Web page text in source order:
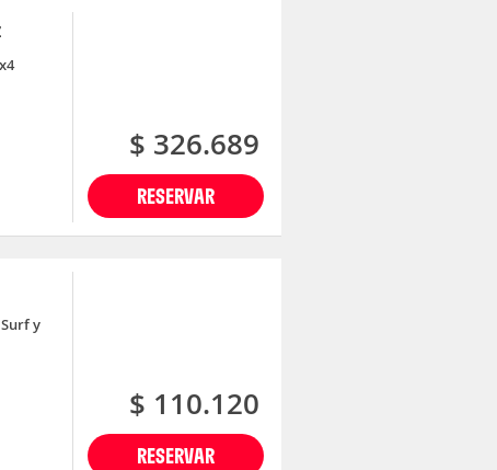
RESERVAR
$ 326.689
y
RESERVAR
$ 110.120